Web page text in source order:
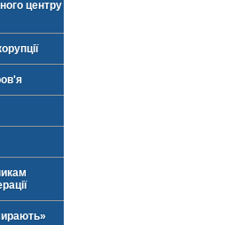
центру